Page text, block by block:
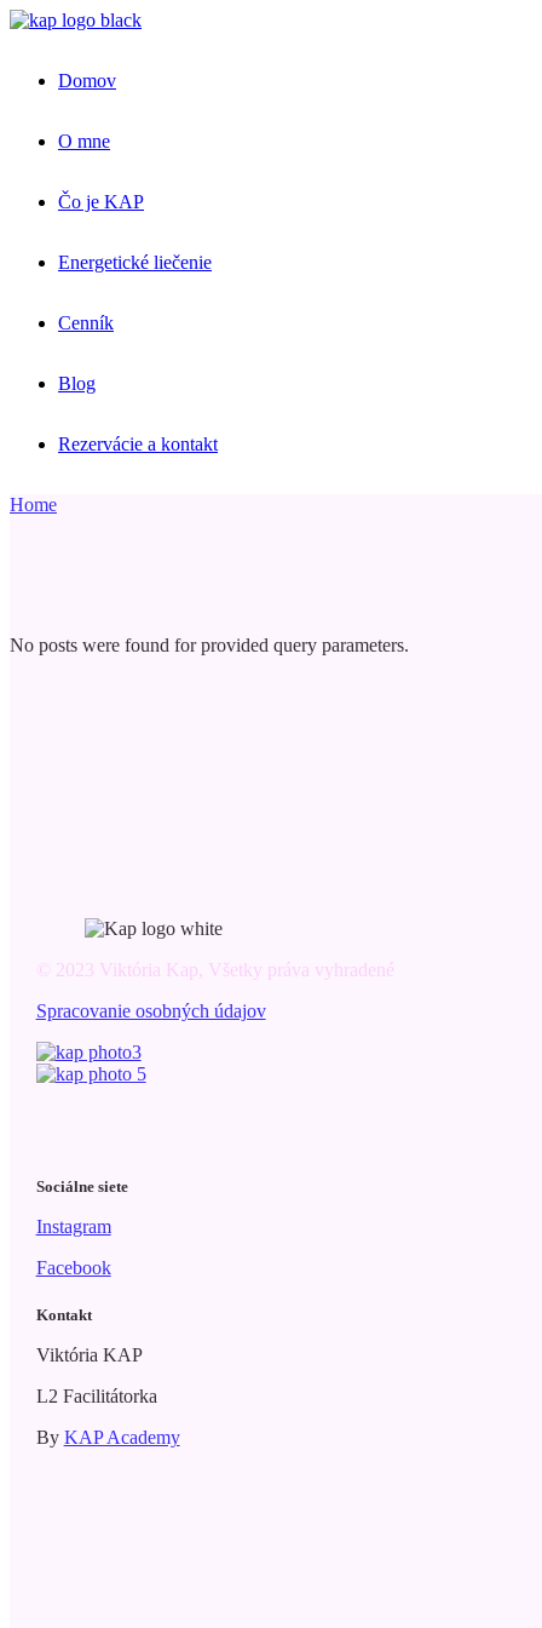
Skip
contentDomov
O mne
Čo je KAP
Energetické liečenie
Cenník
Blog
Rezervácie a kontakt
Home
No posts were found for provided query parameters.
© 2023 Viktória Kap, Všetky práva vyhradené
Spracovanie osobných údajov
Sociálne siete
Instagram
Facebook
Kontakt
Viktória KAP
L2 Facilitátorka
By KAP Academy